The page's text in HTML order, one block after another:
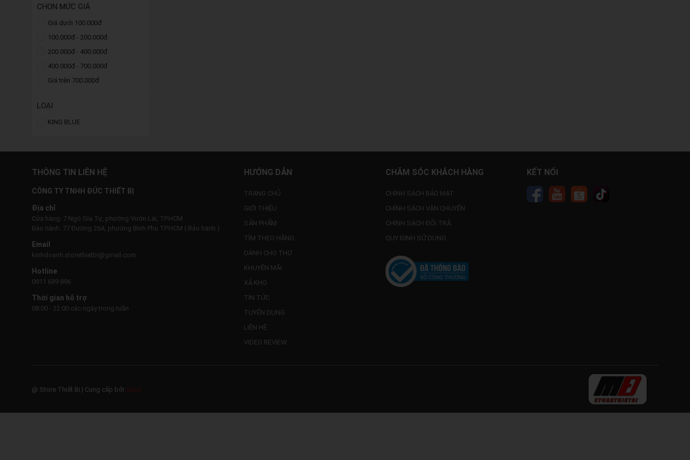
CHỌN MỨC GIÁ
Giá dưới 100.000đ
100.000đ - 200.000đ
200.000đ - 400.000đ
400.000đ - 700.000đ
Giá trên 700.000đ
LOẠI
KING BLUE
THÔNG TIN LIÊN HỆ
CÔNG TY TNHH ĐỨC THIẾT BỊ
Địa chỉ
Cửa hàng: 7 Ngô Gia Tự, phường Vườn Lài, TP.HCM
Bảo hành: 77 Đường 26A, phường Bình Phú TP.HCM ( Bảo hành )
Email
kinhdoanh.storethietbi@gmail.com
Hotline
0911 689 896
Thời gian hỗ trợ
08:00 - 22:00 các ngày trong tuần
HƯỚNG DẪN
TRANG CHỦ
GIỚI THIỆU
SẢN PHẨM
TÌM THEO HÃNG
DÀNH CHO THỢ
KHUYẾN MÃI
XẢ KHO
TIN TỨC
TUYỂN DỤNG
LIÊN HỆ
VIDEO REVIEW
CHĂM SÓC KHÁCH HÀNG
CHÍNH SÁCH BẢO MẬT
CHÍNH SÁCH VẬN CHUYỂN
CHÍNH SÁCH ĐỔI TRẢ
QUY ĐỊNH SỬ DỤNG
KẾT NỐI
@ Store Thiết Bị | Cung cấp bởi Sapo